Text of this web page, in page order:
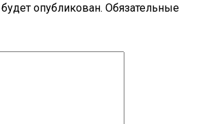
опубликован. Обязательные